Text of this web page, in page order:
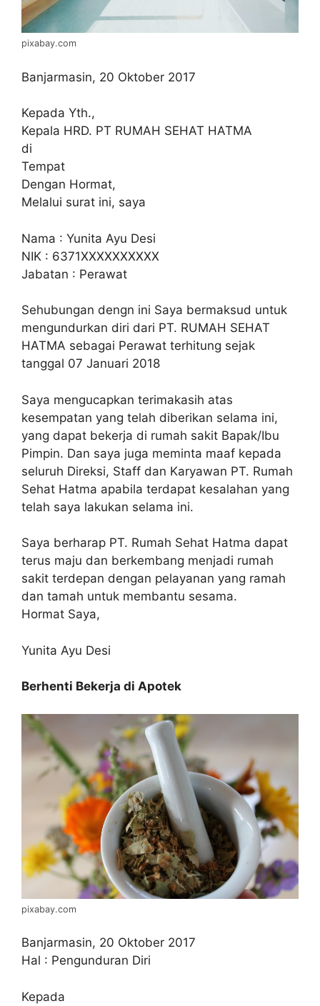
pixabay.com
Banjarmasin, 20 Oktober 2017
Kepada Yth.,
Kepala HRD. PT RUMAH SEHAT HATMA
di
Tempat
Dengan Hormat,
Melalui surat ini, saya
Nama : Yunita Ayu Desi
NIK : 6371XXXXXXXXXX
Jabatan : Perawat
Sehubungan dengn ini Saya bermaksud untuk
mengundurkan diri dari PT. RUMAH SEHAT
HATMA sebagai Perawat terhitung sejak
tanggal 07 Januari 2018
Saya mengucapkan terimakasih atas
kesempatan yang telah diberikan selama ini,
yang dapat bekerja di rumah sakit Bapak/Ibu
Pimpin. Dan saya juga meminta maaf kepada
seluruh Direksi, Staff dan Karyawan PT. Rumah
Sehat Hatma apabila terdapat kesalahan yang
telah saya lakukan selama ini.
Saya berharap PT. Rumah Sehat Hatma dapat
terus maju dan berkembang menjadi rumah
sakit terdepan dengan pelayanan yang ramah
dan tamah untuk membantu sesama.
Hormat Saya,
Yunita Ayu Desi
Berhenti Bekerja di Apotek
pixabay.com
Banjarmasin, 20 Oktober 2017
Hal : Pengunduran Diri
Kepada